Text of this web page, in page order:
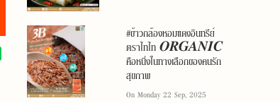
#ข้าวกล้องหอมแดงอินทรีย์
ตราไทไท 𝑶𝑹𝑮𝑨𝑵𝑰𝑪
คือหนึ่งในทางเลือกของคนรัก
สุขภาพ
On Monday 22 Sep, 2025